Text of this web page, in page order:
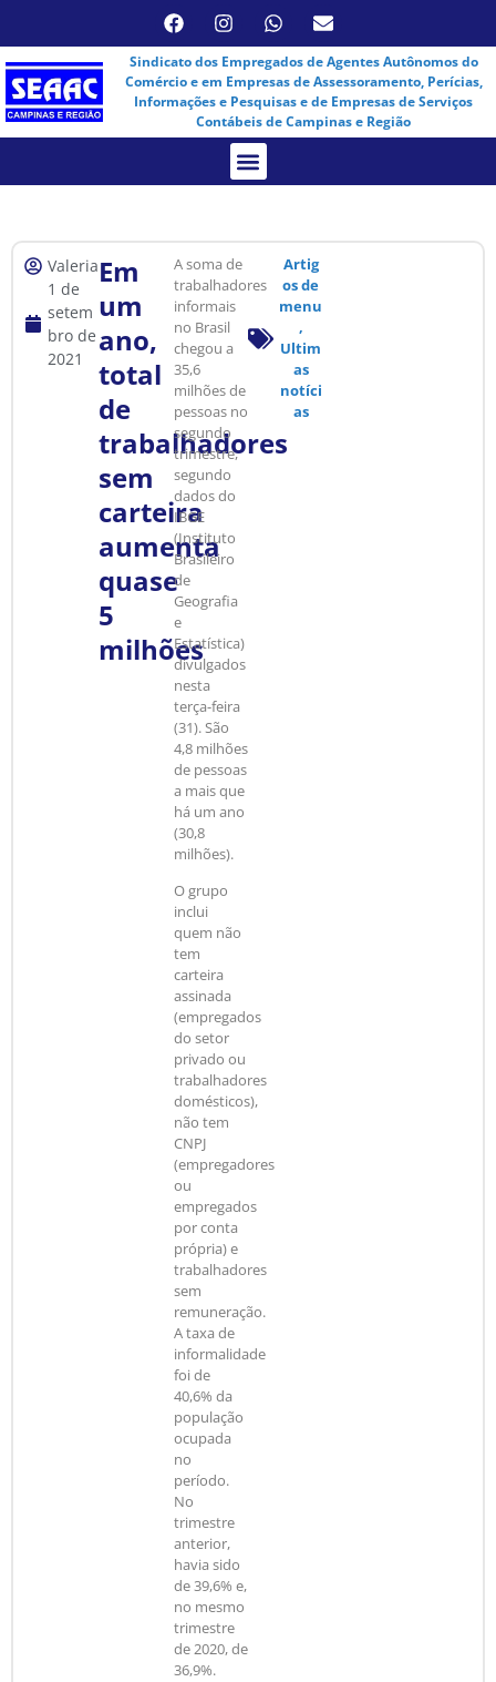
Sindicato dos Empregados de Agentes Autônomos do
Comércio e em Empresas de Assessoramento, Perícias,
Informações e Pesquisas e de Empresas de Serviços
Contábeis de Campinas e Região
Valeria
1 de
setem
bro de
2021
Em
um
ano,
total
de
trabalhadores
sem
carteira
aumenta
quase
5
milhões
A soma de
trabalhadores
informais
no Brasil
chegou a
35,6
milhões de
pessoas no
segundo
trimestre,
segundo
dados do
IBGE
(Instituto
Brasileiro
de
Geografia
e
Estatística)
divulgados
nesta
terça-feira
(31). São
4,8 milhões
de pessoas
a mais que
há um ano
(30,8
milhões).
O grupo
inclui
quem não
tem
carteira
assinada
(empregados
do setor
privado ou
trabalhadores
domésticos),
não tem
CNPJ
(empregadores
ou
empregados
por conta
própria) e
trabalhadores
sem
remuneração.
A taxa de
informalidade
foi de
40,6% da
população
ocupada
no
período.
No
trimestre
anterior,
havia sido
de 39,6% e,
no mesmo
trimestre
de 2020, de
36,9%.
Artig
os de
menu
,
Ultim
as
notíci
as